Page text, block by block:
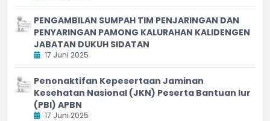
PENGAMBILAN SUMPAH TIM PENJARINGAN DAN
PENYARINGAN PAMONG KALURAHAN KALIDENGEN
JABATAN DUKUH SIDATAN
17 Juni 2025
Penonaktifan Kepesertaan Jaminan
Kesehatan Nasional (JKN) Peserta Bantuan Iur
(PBI) APBN
17 Juni 2025